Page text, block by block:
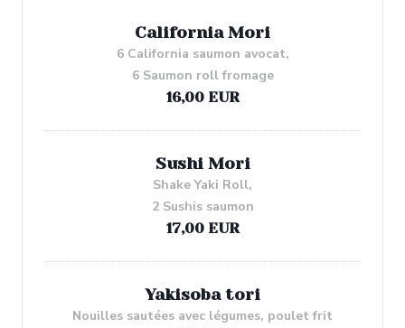
California Mori
6 California saumon avocat,
6 Saumon roll fromage
16,00 EUR
Sushi Mori
Shake Yaki Roll,
2 Sushis saumon
17,00 EUR
Yakisoba tori
Nouilles sautées avec légumes, poulet frit